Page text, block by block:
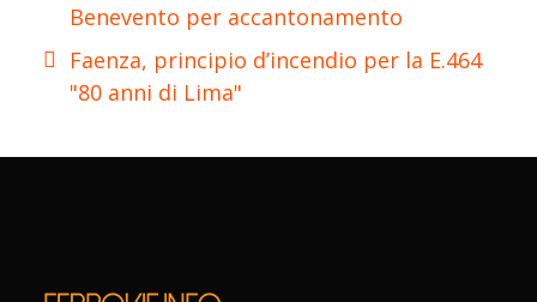
Benevento per accantonamento
Faenza, principio d’incendio per la E.464
"80 anni di Lima"